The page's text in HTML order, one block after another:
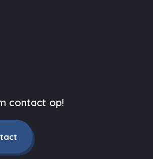
contact op!